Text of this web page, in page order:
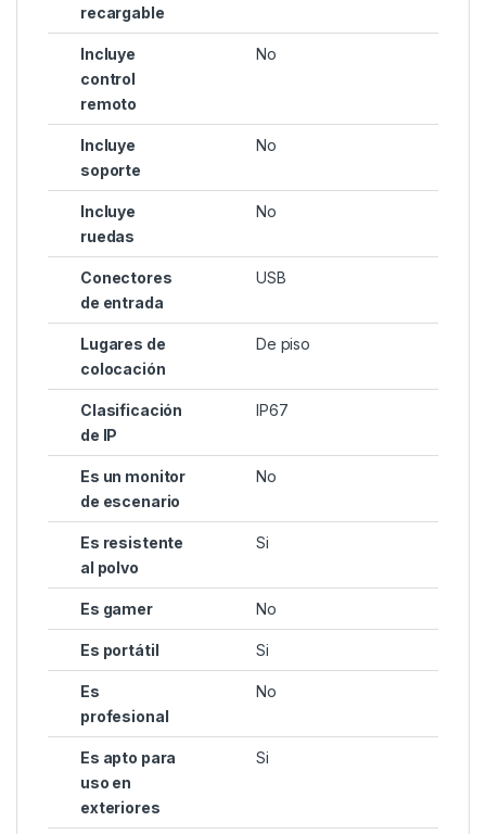
recargable
Incluye
control
remoto
No
Incluye
soporte
No
Incluye
ruedas
No
Conectores
de entrada
USB
Lugares de
colocación
De piso
Clasificación
de IP
IP67
Es un monitor
de escenario
No
Es resistente
al polvo
Si
Es gamer No
Es portátil Si
Es
profesional
No
Es apto para
uso en
exteriores
Si